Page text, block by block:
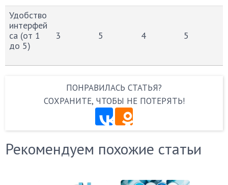
Удобство
интерфей
са (от 1
до 5)
3 5 4 5
ПОНРАВИЛАСЬ СТАТЬЯ?
СОХРАНИТЕ, ЧТОБЫ НЕ ПОТЕРЯТЬ!
Рекомендуем похожие статьи